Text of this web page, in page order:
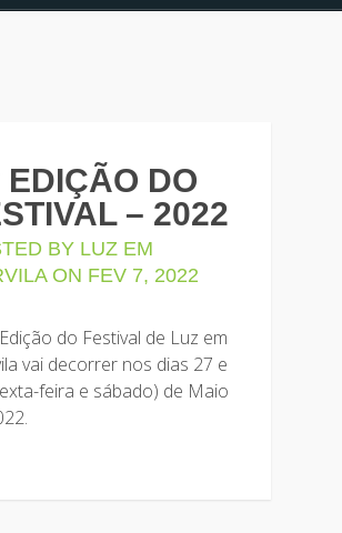
EDIÇÃO DO
– 2022
BY LUZ EM
ON FEV 7, 2022
do Festival de Luz em
vai decorrer nos dias 27 e
feira e sábado) de Maio